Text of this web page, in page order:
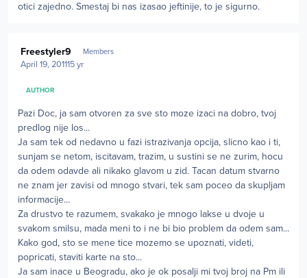
otici zajedno. Smestaj bi nas izasao jeftinije, to je sigurno.
Freestyler9 Members
April 19, 201115 yr
AUTHOR
Pazi Doc, ja sam otvoren za sve sto moze izaci na dobro, tvoj
predlog nije los...
Ja sam tek od nedavno u fazi istrazivanja opcija, slicno kao i ti,
sunjam se netom, iscitavam, trazim, u sustini se ne zurim, hocu
da odem odavde ali nikako glavom u zid. Tacan datum stvarno
ne znam jer zavisi od mnogo stvari, tek sam poceo da skupljam
informacije...
Za drustvo te razumem, svakako je mnogo lakse u dvoje u
svakom smilsu, mada meni to i ne bi bio problem da odem sam...
Kako god, sto se mene tice mozemo se upoznati, videti,
popricati, staviti karte na sto...
Ja sam inace u Beogradu, ako je ok posalji mi tvoj broj na Pm ili